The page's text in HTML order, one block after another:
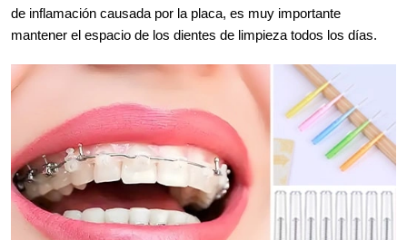
de inflamación causada por la placa, es muy importante
mantener el espacio de los dientes de limpieza todos los días.